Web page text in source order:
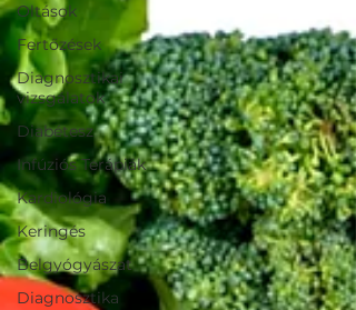
Oltások
Fertőzések
Diagnosztikai
vizsgálatok
Diabétesz
Infúziós Terápiák
Kardiológia
Keringés
Belgyógyászat
Diagnosztika